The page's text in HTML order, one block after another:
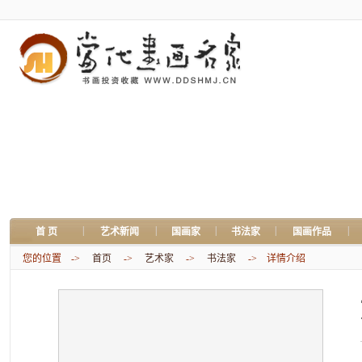
首 页 艺术新闻 国画家 书法家 国画作品
您的位置 -> 首页 -> 艺术家 -> 书法家 -> 详情介绍